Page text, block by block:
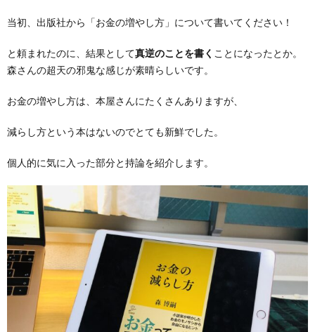
当初、出版社から「お金の増やし方」について書いてください！
と頼まれたのに、結果として真逆のことを書く ことになったとか。
森さんの超天の邪鬼な感じが素晴らしいです。
お金の増やし方は、本屋さんにたくさんありますが、
減らし方という本はないのでとても新鮮でした。
個人的に気に入った部分と持論を紹介します。